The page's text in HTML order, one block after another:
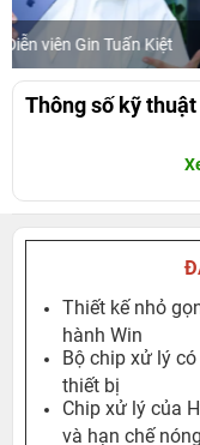
Khách
Thông số kỹ thuật
Thiết kế nhỏ
hành Win
Bộ chip xử lý
thiết bị
Chip xử lý của
và hạn chế